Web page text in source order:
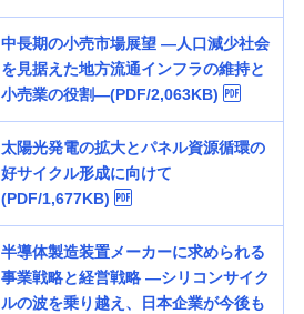
中長期の小売市場展望 —人口減少社会
を見据えた地方流通インフラの維持と
小売業の役割—(PDF/2,063KB)
太陽光発電の拡大とパネル資源循環の
好サイクル形成に向けて
(PDF/1,677KB)
半導体製造装置メーカーに求められる
事業戦略と経営戦略 —シリコンサイク
ルの波を乗り越え、日本企業が今後も